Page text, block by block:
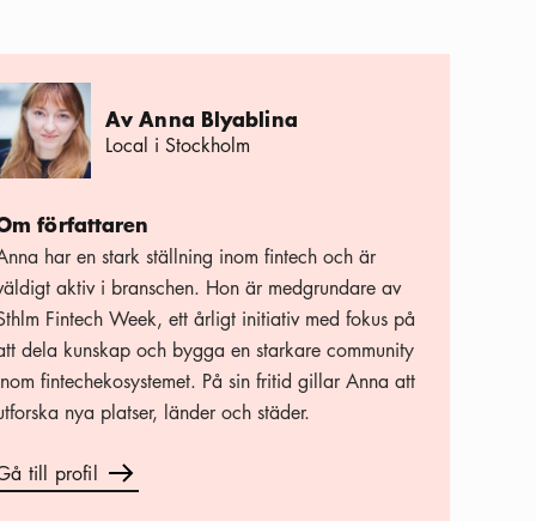
Av Anna Blyablina
Local i Stockholm
författaren
har en stark ställning inom fintech och är
aktiv i branschen. Hon är medgrundare av
Fintech Week, ett årligt initiativ med fokus på
dela kunskap och bygga en starkare community
fintechekosystemet. På sin fritid gillar Anna att
nya platser, länder och städer.
till profil
till profil Pil ikon